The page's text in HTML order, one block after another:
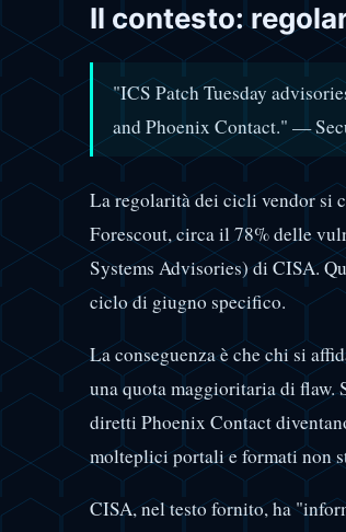
Il contesto:
"ICS Patch Tuesday
and Phoenix Contact." —
La regolarità dei cicli vendor si
Forescout, circa il 78% delle
Systems Advisories) di CISA.
ciclo di giugno specifico.
La conseguenza è che chi si
una quota maggioritaria di flaw.
diretti Phoenix Contact
molteplici portali e formati non
CISA, nel testo fornito, ha